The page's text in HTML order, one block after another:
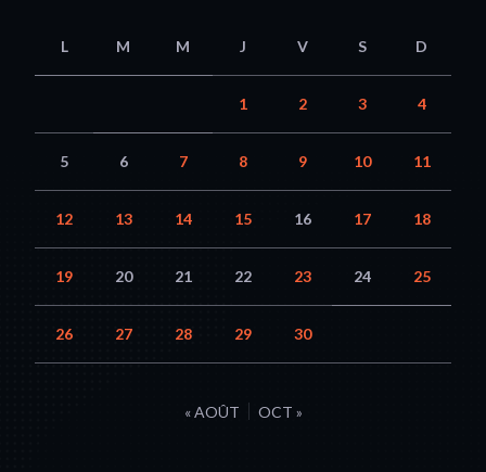
L M M J V S D
1 2 3 4
5 6 7 8 9 10 11
12 13 14 15 16 17 18
19 20 21 22 23 24 25
26 27 28 29 30
« AOÛT OCT »